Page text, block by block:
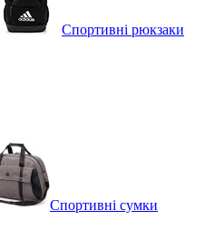
Спортивні рюкзаки
Спортивні сумки